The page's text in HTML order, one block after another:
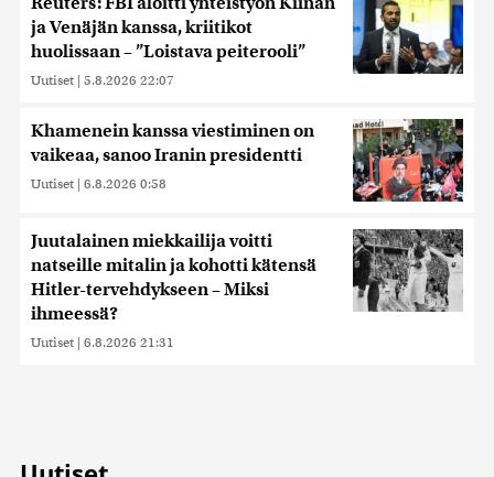
ja Venäjän kanssa, kriitikot
huolissaan – ”Loistava peiterooli”
Uutiset | 5.8.2026 22:07
Khamenein kanssa viestiminen on
vaikeaa, sanoo Iranin presidentti
Uutiset | 6.8.2026 0:58
Juutalainen miekkailija voitti
natseille mitalin ja kohotti kätensä
Hitler-tervehdykseen – Miksi
ihmeessä?
Uutiset | 6.8.2026 21:31